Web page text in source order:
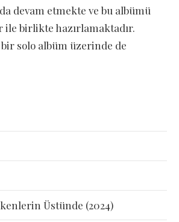
devam etmekte ve bu albümü
ile birlikte hazırlamaktadır.
bir solo albüm üzerinde de
Üstünde (2024)